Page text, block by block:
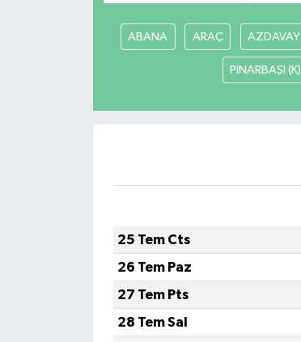
ABANA ARAÇ AZDAVAY
PINARBAŞI (K)
25 Tem Cts
26 Tem Paz
27 Tem Pts
28 Tem Sal